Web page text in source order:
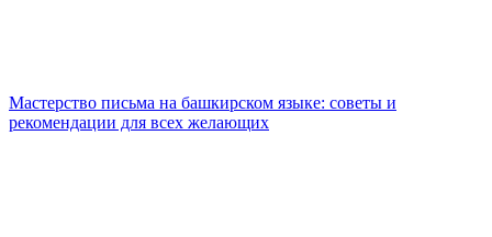
Мастерство письма на башкирском языке: советы и
рекомендации для всех желающих